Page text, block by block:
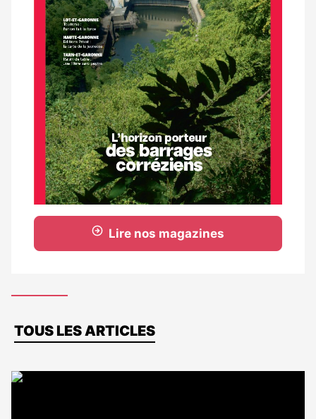
Lire nos magazines
Dernières
TOUS LES ARTICLES